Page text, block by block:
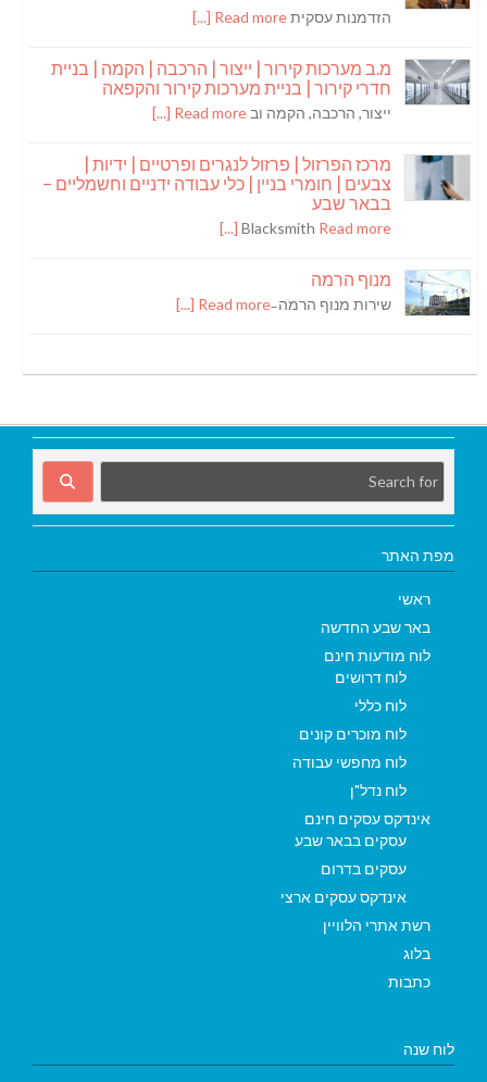
הזדמנות עסקיתRead more [...]
מ.ב מערכות קירור | ייצור | הרכבה | הקמה | בניית
חדרי קירור | בניית מערכות קירור והקפאה
ייצור, הרכבה, הקמה וב Read more [...]
מרכז הפרזול | פרזול לנגרים ופרטיים | ידיות |
צבעים | חומרי בניין | כלי עבודה ידניים וחשמליים –
בבאר שבע
Blacksmith Read more [...]
מנוף הרמה
שירות מנוף הרמה ̵Read more [...]
מפת האתר
ראשי
באר שבע החדשה
לוח מודעות חינם
לוח דרושים
לוח כללי
לוח מוכרים קונים
לוח מחפשי עבודה
לוח נדל"ן
אינדקס עסקים חינם
עסקים בבאר שבע
עסקים בדרום
אינדקס עסקים ארצי
רשת אתרי הלוויין
בלוג
כתבות
לוח שנה